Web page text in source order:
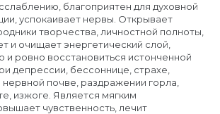
благоприятен для духовной
успокаивает нервы. Открывает
творчества, личностной полноты,
и очищает энергетический слой,
и ровно восстановиться истонченной
депрессии, бессоннице, страхе,
нервной почве, раздражении горла,
изжоге. Является мягким
чувственность, лечит